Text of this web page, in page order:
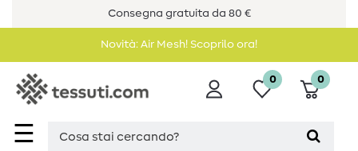
Consegna gratuita da 80 €
Novità: Air Mesh! Scoprilo ora!
☰
0 0